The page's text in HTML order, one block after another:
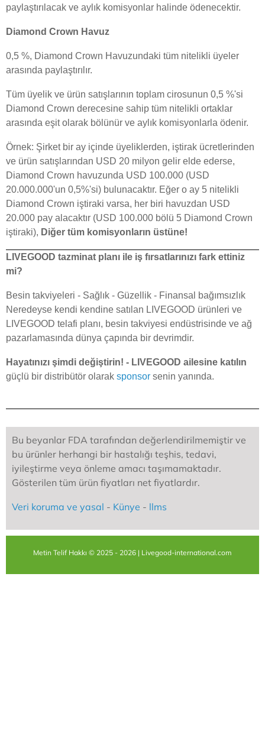
paylaştırılacak ve aylık komisyonlar halinde ödenecektir.
Diamond Crown Havuz
0,5 %, Diamond Crown Havuzundaki tüm nitelikli üyeler
arasında paylaştırılır.
Tüm üyelik ve ürün satışlarının toplam cirosunun 0,5 %'si
Diamond Crown derecesine sahip tüm nitelikli ortaklar
arasında eşit olarak bölünür ve aylık komisyonlarla ödenir.
Örnek: Şirket bir ay içinde üyeliklerden, iştirak ücretlerinden
ve ürün satışlarından USD 20 milyon gelir elde ederse,
Diamond Crown havuzunda USD 100.000 (USD
20.000.000'un 0,5%'si) bulunacaktır. Eğer o ay 5 nitelikli
Diamond Crown iştiraki varsa, her biri havuzdan USD
20.000 pay alacaktır (USD 100.000 bölü 5 Diamond Crown
iştiraki), Diğer tüm komisyonların üstüne!
LIVEGOOD tazminat planı ile iş fırsatlarınızı fark ettiniz
mi?
Besin takviyeleri - Sağlık - Güzellik - Finansal bağımsızlık
Neredeyse kendi kendine satılan LIVEGOOD ürünleri ve
LIVEGOOD telafi planı, besin takviyesi endüstrisinde ve ağ
pazarlamasında dünya çapında bir devrimdir.
Hayatınızı şimdi değiştirin! - LIVEGOOD ailesine katılın
güçlü bir distribütör olarak sponsor senin yanında.
Bu beyanlar FDA tarafından değerlendirilmemiştir ve
bu ürünler herhangi bir hastalığı teşhis, tedavi,
iyileştirme veya önleme amacı taşımamaktadır.
Gösterilen tüm ürün fiyatları net fiyatlardır.
Veri koruma ve yasal - Künye - llms
Metin Telif Hakkı © 2025 - 2026 | Livegood-international.com